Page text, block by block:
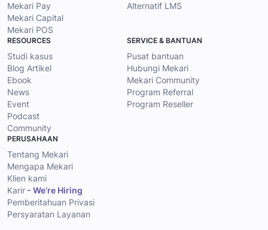
Mekari Pay
Mekari Capital
Mekari POS
Alternatif LMS
RESOURCES
Studi kasus
Blog Artikel
Ebook
News
Event
Podcast
Community
SERVICE & BANTUAN
Pusat bantuan
Hubungi Mekari
Mekari Community
Program Referral
Program Reseller
PERUSAHAAN
Tentang Mekari
Mengapa Mekari
Klien kami
Karir - We’re Hiring
Pemberitahuan Privasi
Persyaratan Layanan